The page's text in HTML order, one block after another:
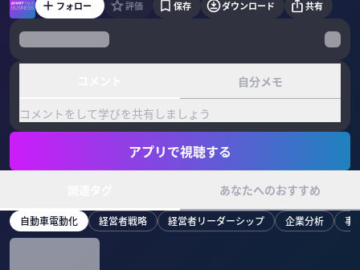
フォロー 評価 保存 ダウンロード 共有
自分メモ
コメントをして学びを共有しましょう
アプリで視聴する
あなたへのおすすめ
自動車電動化 経営者戦略 経営者リーダーシップ 企業分析 事